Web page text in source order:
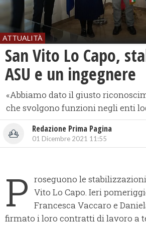
ATTUALITÀ
San Vito Lo Capo,
ASU e un ingegnere
«Abbiamo dato il giusto
che svolgono funzioni negli enti
Redazione Prima Pagina
01 Dicembre 2021 11:55
P roseguono le
Vito Lo Capo. Ieri
Francesca Vaccaro e
firmato i loro contratti di lavoro a